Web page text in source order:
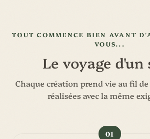
TOUT COMMENCE BIEN AVANT
VOUS...
Le voyage d'un
Chaque création prend vie au fil
réalisées avec la même
01